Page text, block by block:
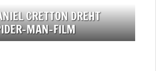
CRETTON DREHT
MAN-FILM